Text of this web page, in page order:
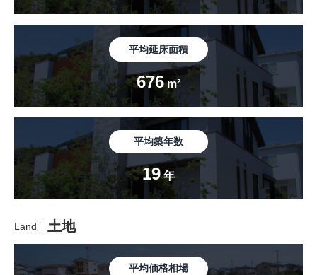
平均延床面積
676m²
平均築年数
19年
Land 土地
平均価格相場